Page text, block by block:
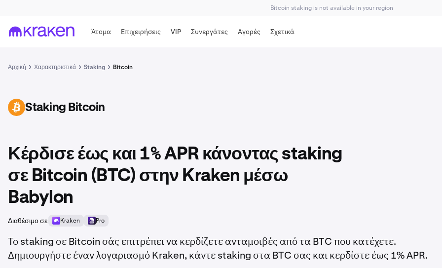
Bitcoin staking is not available in your region
Άτομα Επιχειρήσεις VIP Συνεργάτες Αγορές Σχετικά
Αρχική Χαρακτηριστικά Staking Bitcoin
BTC Staking Bitcoin
Κέρδισε έως και 1% APR κάνοντας staking
σε Bitcoin (BTC) στην Kraken μέσω
Babylon
Διαθέσιμο σε Kraken Pro
Το staking σε Bitcoin σάς επιτρέπει να κερδίζετε ανταμοιβές από τα BTC που κατέχετε.
Δημιουργήστε έναν λογαριασμό Kraken, κάντε staking στα BTC σας και κερδίστε έως 1% APR.